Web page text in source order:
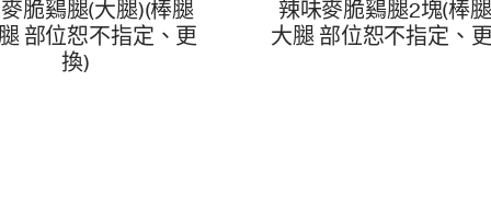
脆鷄腿(大腿)(棒腿
部位恕不指定、更
換)
辣味麥脆鷄腿2塊(棒
大腿 部位恕不指定、